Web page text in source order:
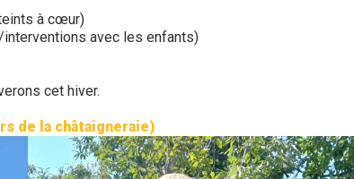
à cœur)
avec les enfants)
cet hiver.
de la châtaigneraie)